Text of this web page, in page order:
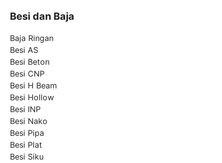
Besi dan Baja
Baja Ringan
Besi AS
Besi Beton
Besi CNP
Besi H Beam
Besi Hollow
Besi INP
Besi Nako
Besi Pipa
Besi Plat
Besi Siku